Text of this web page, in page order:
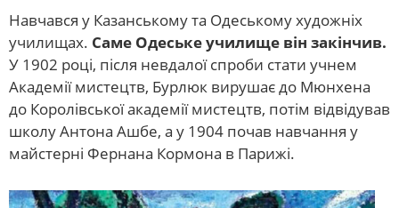
Навчався у Казанському та Одеському художніх
училищах. Саме Одеське училище він закінчив.
У 1902 році, після невдалої спроби стати учнем
Академії мистецтв, Бурлюк вирушає до Мюнхена
до Королівської академії мистецтв, потім відвідував
школу Антона Ашбе, а у 1904 почав навчання у
майстерні Фернана Кормона в Парижі.